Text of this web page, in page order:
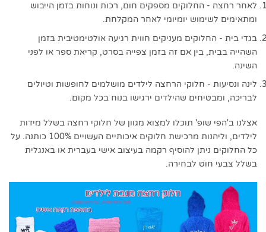
לאחר רחצה - החלוקים מספקים חום, רכות ונוחות בזמן הייבוש
ומתאימים לשימוש יומיומי לאחר המקלחת.
בגדי בית - החלוקים מעניקים חווית רגיעה אולטימטיבית בזמן
השהייה בבית, בין אם זה בזמן צפייה בסרט, קריאת ספר או לפני
השינה.
לינה ונסיעות - חלוקי הרחצה לילדים מושלמים לחופשות וטיולים
לבריכה, ומבטיחים שהילדים ירגישו בנוח בכל מקום.
אצלנו ב'הפי שופ' תוכלו למצוא מגוון של חלוקי רחצה בשלל מידות
לילדים, וליהנות מרכישת חלוקים איכותיים העשויים 100% כותנה. על
כל החלוקים ניתן להוסיף רקמה בעיצוב אישי בעברית או באנגלית
בשלל צבעי חוט לבחירה.